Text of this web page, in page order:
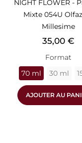
NIGHT FLOWER -
Mixte 054U
Millesime
Prix
35,00 €
Format
70 ml
30 ml
AJOUTER AU